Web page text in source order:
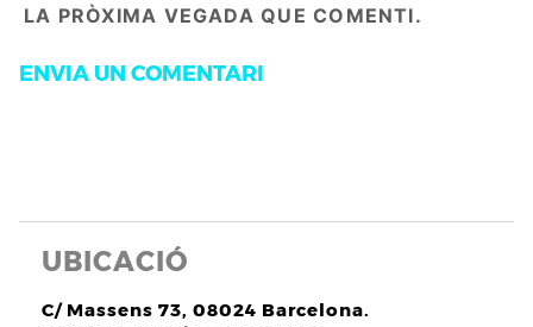
LA PRÒXIMA VEGADA QUE COMENTI.
UBICACIÓ
C/ Massens 73, 08024 Barcelona.